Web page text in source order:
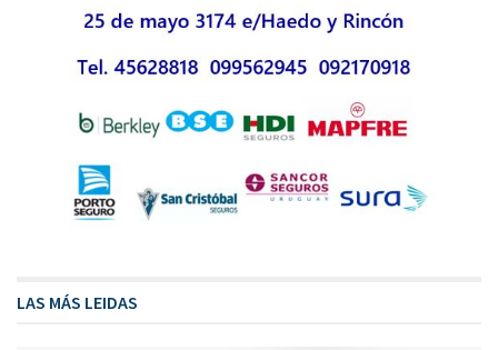
LAS MÁS LEIDAS